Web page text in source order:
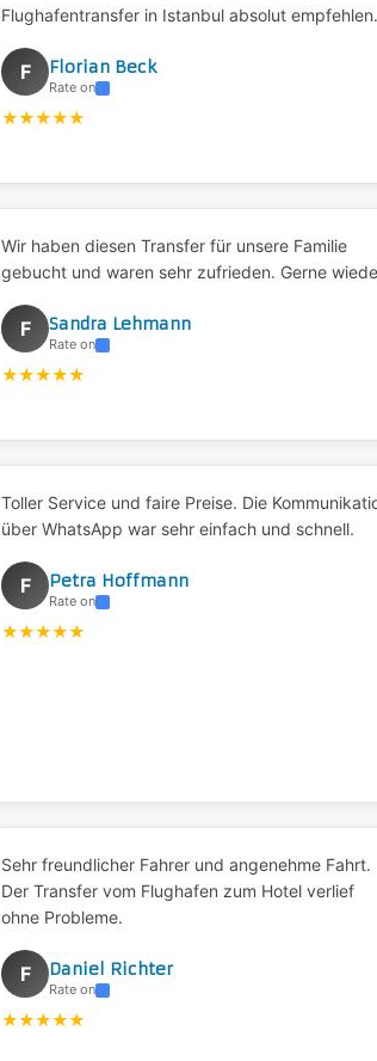
Flughafentransfer in Istanbul absolut empfehlen.
F Florian Beck
Rate on
★★★★★
Wir haben diesen Transfer für unsere Familie
gebucht und waren sehr zufrieden. Gerne
F Sandra Lehmann
Rate on
★★★★★
Toller Service und faire Preise. Die
über WhatsApp war sehr einfach und schnell.
F Petra Hoffmann
Rate on
★★★★★
Sehr freundlicher Fahrer und angenehme Fahrt.
Der Transfer vom Flughafen zum Hotel verlief
ohne Probleme.
F Daniel Richter
Rate on
★★★★★